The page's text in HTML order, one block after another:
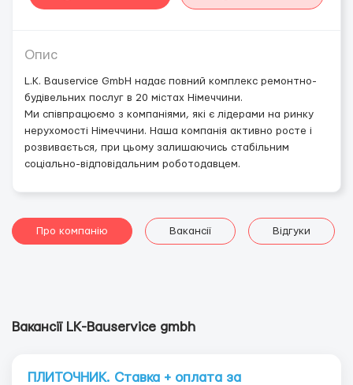
Опис
L.K. Bauservice GmbH надає повний комплекс ремонтно-
будівельних послуг в 20 містах Німеччини.
Ми співпрацюємо з компаніями, які є лідерами на ринку
нерухомості Німеччини. Наша компанія активно росте і
розвивається, при цьому залишаючись стабільним
соціально-відповідальним роботодавцем.
Про компанію Вакансії Відгуки
Вакансії LK-Bauservice gmbh
ПЛИТОЧНИК. Ставка + оплата за